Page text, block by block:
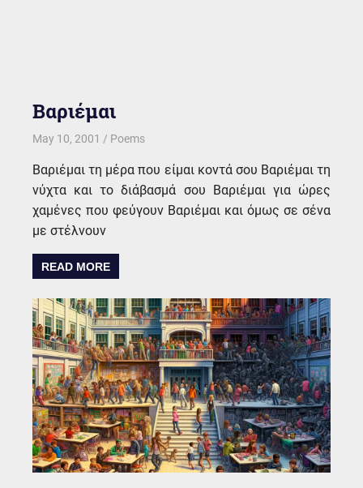
Βαριέμαι
May 10, 2001 kgk
Poems
Βαριέμαι τη μέρα που είμαι κοντά σου Βαριέμαι τη
νύχτα και το διάβασμά σου Βαριέμαι για ώρες
χαμένες που φεύγουν Βαριέμαι και όμως σε σένα
με στέλνουν
READ MORE